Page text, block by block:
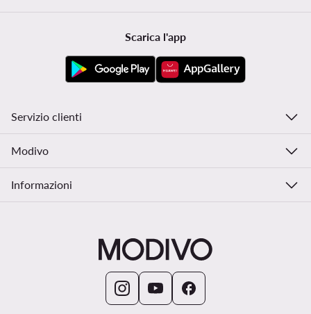
Scarica l'app
Servizio clienti
Modivo
Informazioni